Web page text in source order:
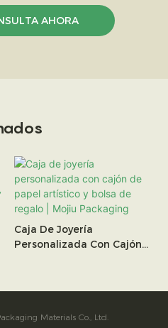
AHORA
Caja De Joyería
Personalizada Con Cajón
Packaging
Materials Co., Ltd.